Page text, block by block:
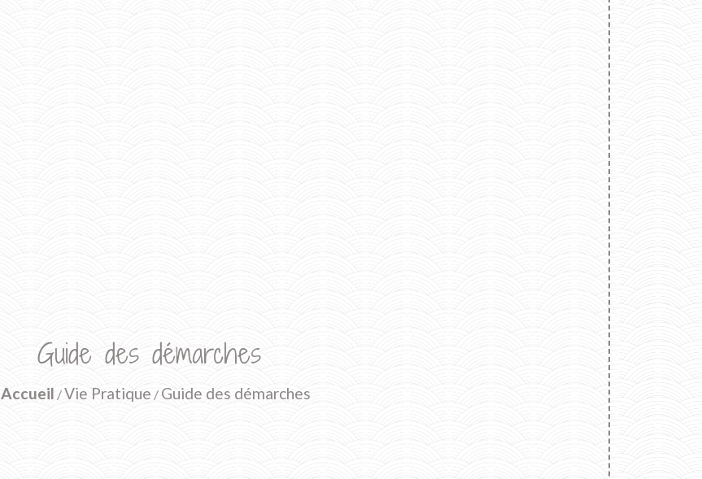
Guide des démarches
Accueil /Vie Pratique / Guide des démarches